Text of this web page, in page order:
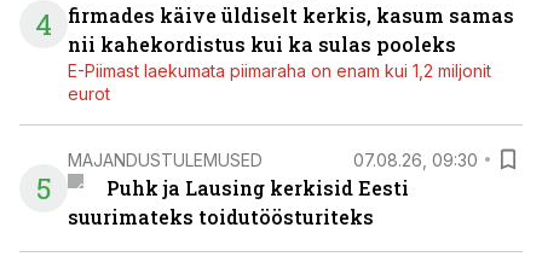
4
firmades käive üldiselt kerkis, kasum samas
nii kahekordistus kui ka sulas pooleks
E-Piimast laekumata piimaraha on enam kui 1,2 miljonit
eurot
5
MAJANDUSTULEMUSED 07.08.26, 09:30
Puhk ja Lausing kerkisid Eesti
suurimateks toidutöösturiteks